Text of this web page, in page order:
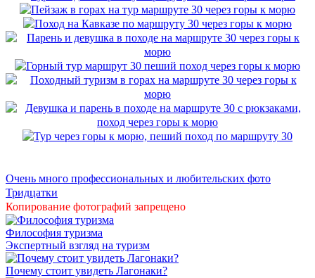
Очень много профессиональных и любительских фото
Тридцатки
Копирование фотографий запрещено
Философия туризма
Экспертный взгляд на туризм
Почему стоит увидеть Лагонаки?